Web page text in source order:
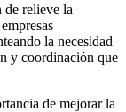
de relieve la
la necesidad
y coordinación que
de mejorar la